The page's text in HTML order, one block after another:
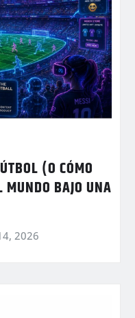
(O CÓMO
MUNDO BAJO UNA
2026